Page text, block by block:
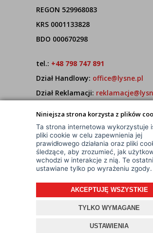
Niniejsza strona korzysta z plików
Ta strona internetowa wykorzystuje
pliki cookie w celu zapewnienia jej
prawidłowego działania oraz pliki
śledzące, aby zrozumieć, jak
wchodzi w interakcje z nią. Te
ustawiane tylko po wyrażeniu zgody.
AKCEPTUJĘ WSZYSTKIE
TYLKO WYMAGANE
USTAWIENIA
REGON 529968083
KRS 0001133828
BDO 000670298
tel.: +48 798 747 891
Dział Handlowy: office@lysne.pl
Dział Reklamacji:
7:00 - 15:00
© Wszelkie Prawa Zastrzeżone
Projekt i oprogramowanie sklepu: